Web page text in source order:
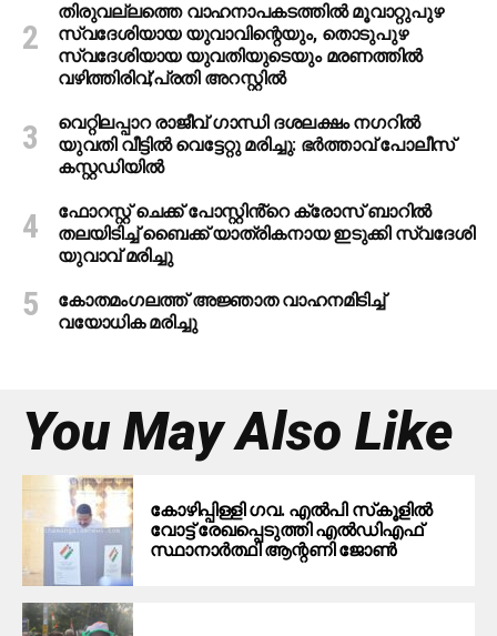
തിരുവല്ലത്തെ വാഹനാപകടത്തില്‍ മൂവാറ്റുപുഴ
സ്വദേശിയായ യുവാവിന്റെയും, തൊടുപുഴ
സ്വദേശിയായ യുവതിയുടെയും മരണത്തില്‍
വഴിത്തിരിവ്;പ്രതി അറസ്റ്റില്‍
വെറ്റിലപ്പാറ രാജീവ് ഗാന്ധി ദശലക്ഷം നഗറിൽ
യുവതി വീട്ടിൽ വെട്ടേറ്റു മരിച്ചു: ഭർത്താവ് പോലീസ്
കസ്റ്റഡിയിൽ
ഫോറസ്റ്റ് ചെക്ക് പോസ്റ്റിൻ്റെ ക്രോസ് ബാറില്‍
തലയിടിച്ച് ബൈക്ക് യാത്രികനായ ഇടുക്കി സ്വദേശി
യുവാവ് മരിച്ചു
കോതമംഗലത്ത് അജ്ഞാത വാഹനമിടിച്ച്
വയോധിക മരിച്ചു
You May Also Like
കോഴിപ്പിള്ളി ഗവ. എല്‍പി സ്‌കൂളില്‍
വോട്ട് രേഖപ്പെടുത്തി എല്‍ഡിഎഫ്
സ്ഥാനാര്‍ത്ഥി ആന്റണി ജോണ്‍